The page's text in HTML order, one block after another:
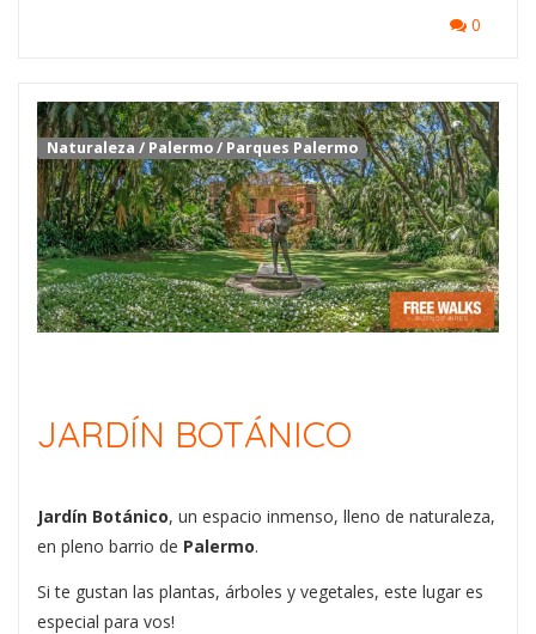
0
Naturaleza / Palermo/ Parques Palermo
JARDÍN BOTÁNICO
Jardín Botánico, un espacio inmenso, lleno de naturaleza,
en pleno barrio de Palermo.
Si te gustan las plantas, árboles y vegetales, este lugar es
especial para vos!